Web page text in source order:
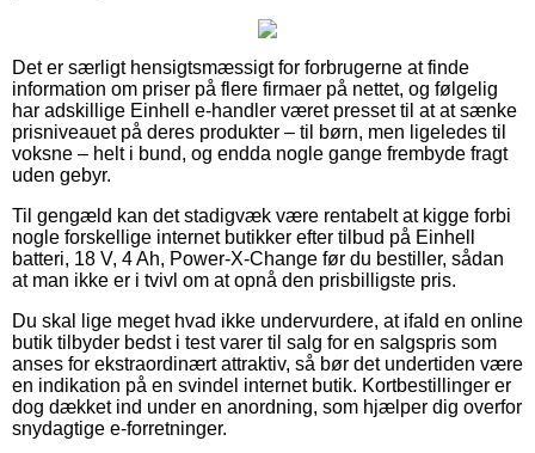
Det er særligt hensigtsmæssigt for forbrugerne at finde
information om priser på flere firmaer på nettet, og følgelig
har adskillige Einhell e-handler været presset til at at sænke
prisniveauet på deres produkter – til børn, men ligeledes til
voksne – helt i bund, og endda nogle gange frembyde fragt
uden gebyr.
Til gengæld kan det stadigvæk være rentabelt at kigge forbi
nogle forskellige internet butikker efter tilbud på Einhell
batteri, 18 V, 4 Ah, Power-X-Change før du bestiller, sådan
at man ikke er i tvivl om at opnå den prisbilligste pris.
Du skal lige meget hvad ikke undervurdere, at ifald en online
butik tilbyder bedst i test varer til salg for en salgspris som
anses for ekstraordinært attraktiv, så bør det undertiden være
en indikation på en svindel internet butik. Kortbestillinger er
dog dækket ind under en anordning, som hjælper dig overfor
snydagtige e-forretninger.